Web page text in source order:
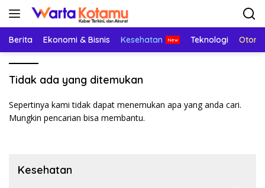
Langsung
Berita Ekonomi & Bisnis Kesehatan Teknologi
Tidak ada yang ditemukan
Sepertinya kami tidak dapat menemukan apa yang anda cari.
Mungkin pencarian bisa membantu.
Kesehatan